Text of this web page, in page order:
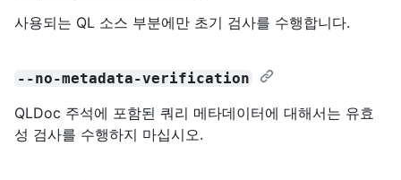
사용되는 QL 소스 부분에만 초기 검사를 수행합니다.
--no-metadata-verification
QLDoc 주석에 포함된 쿼리 메타데이터에 대해서는 유효
성 검사를 수행하지 마십시오.